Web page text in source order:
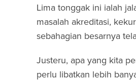
Lima tonggak ini ialah
masalah akreditasi,
sebahagian besarnya
Justeru, apa yang kita
perlu libatkan lebih